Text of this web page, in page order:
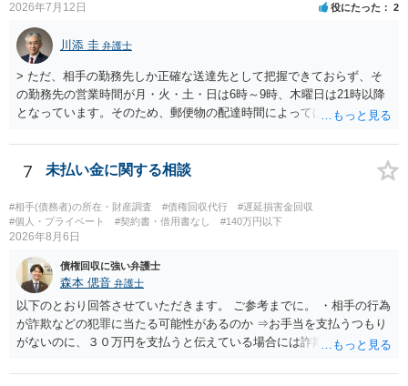
2026年7月12日 役にたった 2
川添 圭 弁護士
> ただ、相手の勤務先しか正確な送達先として把握できておらず、そ
の勤務先の営業時間が月・火・土・日は6時～9時、木曜日は21時以降
となっています。そのため、郵便物の配達時間によっては受け取りが
夜間の送達を上申するのが基本になりますが、感覚的には郵便局を動
かすには早すぎるので執行官送達を申し立てる必要があるかもしれま
い可能性もありますし、執行官送達には費用もかかりますので、まず
は裁判所へ相談した方がよいと思います。
7 未払い金に関する相談
#相手(債務者)の所在・財産調査 #債権回収代行
#遅延損害金回収
#個人・プライベート
#契約書・借用書なし #140万円以下
2026年8月6日
債権回収に強い弁護士
森本 偲音 弁護士
以下のとおり回答させていただきます。 ご参考までに。 ・相手の行為
が詐欺などの犯罪に当たる可能性があるのか ⇒お手当を支払うつもり
がないのに、３０万円を支払うと伝えている場合には詐欺罪に該当す
段が取れるのか ⇒契約に基づく履行請求として３０万円を請求するこ